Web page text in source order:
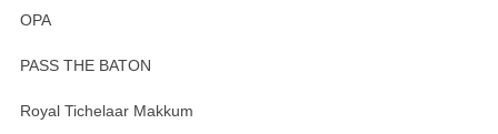
OPA
PASS THE BATON
Royal Tichelaar Makkum